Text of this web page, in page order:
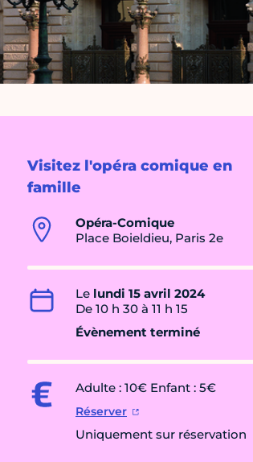
Visitez l'opéra comique en
famille
Opéra-Comique
Place Boieldieu, Paris 2e
Le lundi 15 avril 2024
De 10 h 30 à 11 h 15
Évènement terminé
Adulte : 10€ Enfant : 5€
Réserver
Uniquement sur réservation